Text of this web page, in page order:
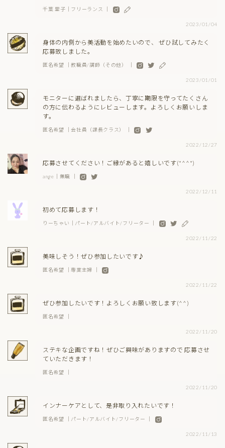
千葉 里子｜フリーランス ｜
2023/01/04
身体の内側から美活動を始めたいので、 ぜひ試してみたく
応募致しました。
匿名希望 ｜教職員/講師（その他） ｜
2023/01/01
モニターに選ばれましたら、丁寧に期限を守ってたくさん
の方に伝わるようにレビューします。よろしくお願いしま
す。
匿名希望 ｜会社員（課長クラス） ｜
2022/12/27
応募させてください！ご縁があると嬉しいです(*^^*)
ange｜無職 ｜
2022/12/11
初めて応募します！
りーちゃい｜パート/アルバイト/フリーター ｜
2022/11/22
美味しそう！ぜひ参加したいです♪
匿名希望 ｜専業主婦 ｜
2022/11/22
ぜひ参加したいです！よろしくお願い致します(^^)
匿名希望 ｜
2022/11/20
ステキな企画ですね！ぜひご興味がありますので 応募させ
ていただきます！
匿名希望 ｜
2022/11/20
インナーケアとして、是非取り入れたいです！
匿名希望 ｜パート/アルバイト/フリーター ｜
2022/11/13